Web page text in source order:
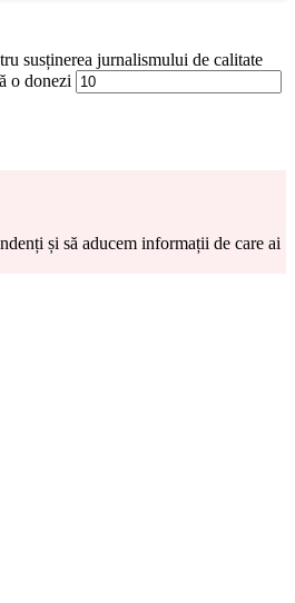
susținerea jurnalismului de calitate
o donezi
și să aducem informații de care ai